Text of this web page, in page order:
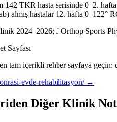
142 TKR hasta serisinde 0–2. hafta
almış hastalar 12. hafta
2024–2026; J Orthop Sports
Sayfası
tam içerikli rehber sayfaya geçin:
evde-rehabilitasyon/→
Diğer Klinik